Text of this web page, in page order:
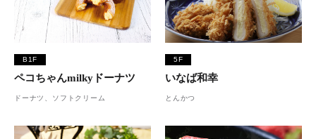
B1F
ペコちゃんmilkyドーナツ
ドーナツ、ソフトクリーム
5F
いなば和幸
とんかつ